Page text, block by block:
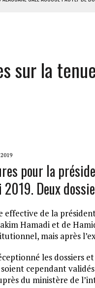
POUR BÂTIR LA GRANDE CÔTE
4 661 DÉTENUS POUR
sur la
pour la
Deux
effective de la
Hamadi et de
mais après
les dossiers
cependant
du ministère de